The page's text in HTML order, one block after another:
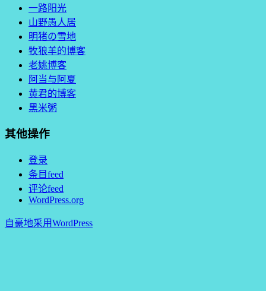
一路阳光
山野愚人居
明猪の雪地
牧狼羊的博客
老姚博客
阿当与阿夏
黄君的博客
黑米粥
其他操作
登录
条目feed
评论feed
WordPress.org
自豪地采用WordPress